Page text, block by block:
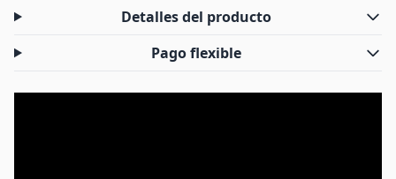
Detalles del producto
Pago flexible